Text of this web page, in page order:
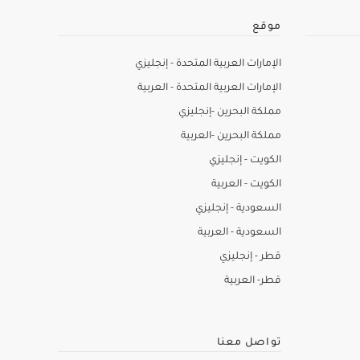
موقع
الإمارات العربية المتحدة - إنجليزي
الإمارات العربية المتحدة - العربية
مملكة البحرين -إنجليزي
مملكة البحرين -العربية
الكويت - إنجليزي
الكويت - العربية
السعودية - إنجليزي
السعودية - العربية
قطر - إنجليزي
قطر- العربية
تواصل معنا